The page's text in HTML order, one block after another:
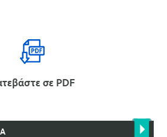
σε PDF